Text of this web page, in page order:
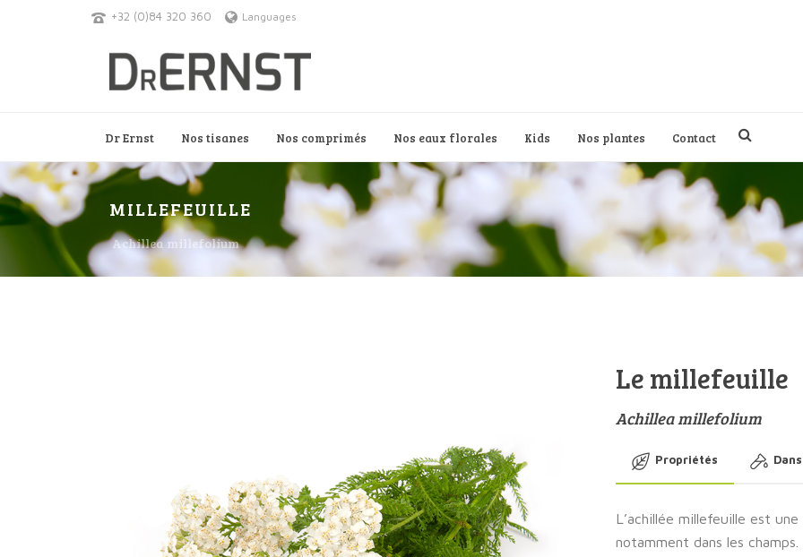
+32 (0)84 320 360 Languages
Dr Ernst Nos tisanes Nos comprimés Nos eaux florales Kids Nos plantes Contact
MILLEFEUILLE
Achillea millefolium
Le millefeuille
Achillea millefolium
Propriétés
L’achillée millefeuille est
notamment dans les champs.